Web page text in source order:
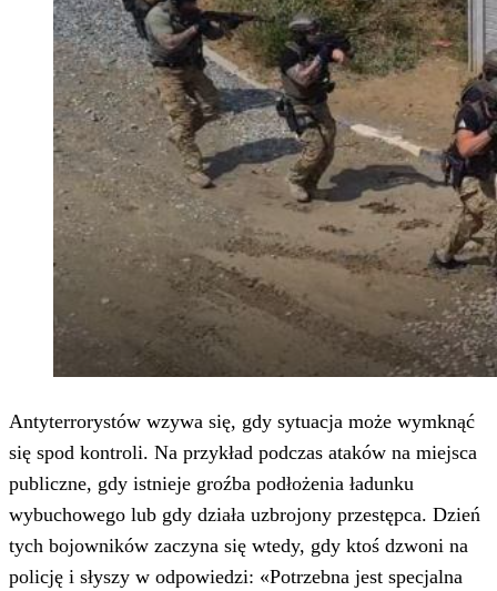
Antyterrorystów wzywa się, gdy sytuacja może wymknąć
się spod kontroli. Na przykład podczas ataków na miejsca
publiczne, gdy istnieje groźba podłożenia ładunku
wybuchowego lub gdy działa uzbrojony przestępca. Dzień
tych bojowników zaczyna się wtedy, gdy ktoś dzwoni na
policję i słyszy w odpowiedzi: «Potrzebna jest specjalna